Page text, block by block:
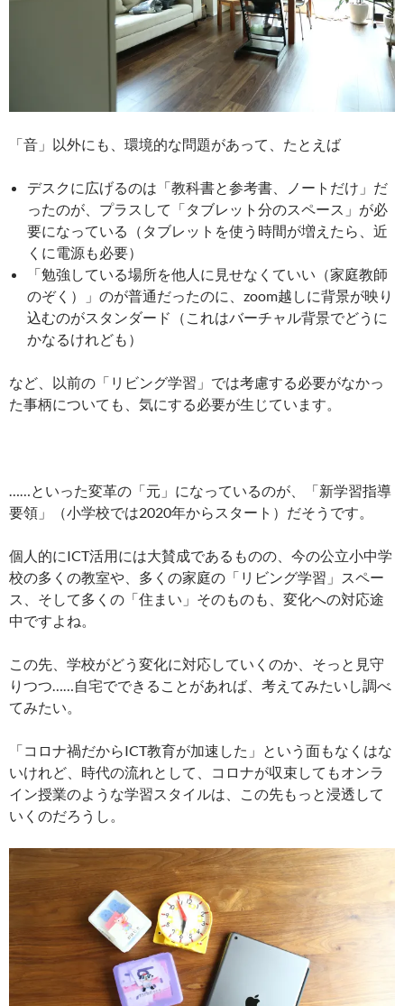
「音」以外にも、環境的な問題があって、たとえば
デスクに広げるのは「教科書と参考書、ノートだけ」だ
ったのが、プラスして「タブレット分のスペース」が必
要になっている（タブレットを使う時間が増えたら、近
くに電源も必要）
「勉強している場所を他人に見せなくていい（家庭教師
のぞく）」のが普通だったのに、zoom越しに背景が映り
込むのがスタンダード（これはバーチャル背景でどうに
かなるけれども）
など、以前の「リビング学習」では考慮する必要がなかっ
た事柄についても、気にする必要が生じています。
……といった変革の「元」になっているのが、「新学習指導
要領」（小学校では2020年からスタート）だそうです。
個人的にICT活用には大賛成であるものの、今の公立小中学
校の多くの教室や、多くの家庭の「リビング学習」スペー
ス、そして多くの「住まい」そのものも、変化への対応途
中ですよね。
この先、学校がどう変化に対応していくのか、そっと見守
りつつ……自宅でできることがあれば、考えてみたいし調べ
てみたい。
「コロナ禍だからICT教育が加速した」という面もなくはな
いけれど、時代の流れとして、コロナが収束してもオンラ
イン授業のような学習スタイルは、この先もっと浸透して
いくのだろうし。